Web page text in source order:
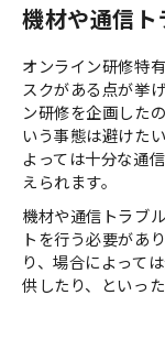
機材や通信
オンライン研修特
スクがある点が挙
ン研修を企画した
いう事態は避けた
よっては十分な通
えられます。
機材や通信トラブ
トを行う必要があ
り、場合によって
供したり、といっ